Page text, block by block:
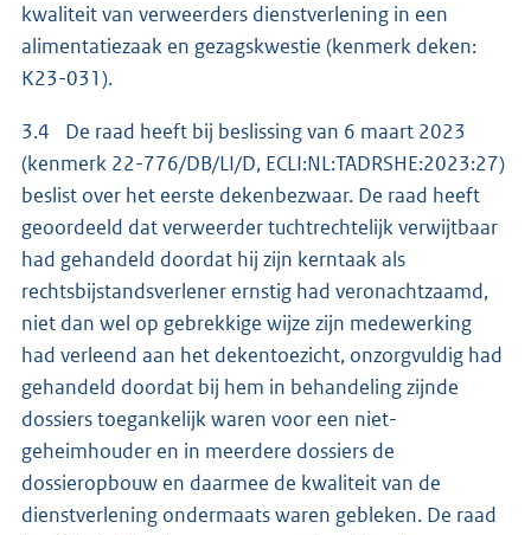
kwaliteit van verweerders dienstverlening in een
alimentatiezaak en gezagskwestie (kenmerk deken:
K23-031).
3.4 De raad heeft bij beslissing van 6 maart 2023
(kenmerk 22-776/DB/LI/D, ECLI:NL:TADRSHE:2023:27)
beslist over het eerste dekenbezwaar. De raad heeft
geoordeeld dat verweerder tuchtrechtelijk verwijtbaar
had gehandeld doordat hij zijn kerntaak als
rechtsbijstandsverlener ernstig had veronachtzaamd,
niet dan wel op gebrekkige wijze zijn medewerking
had verleend aan het dekentoezicht, onzorgvuldig had
gehandeld doordat bij hem in behandeling zijnde
dossiers toegankelijk waren voor een niet-
geheimhouder en in meerdere dossiers de
dossieropbouw en daarmee de kwaliteit van de
dienstverlening ondermaats waren gebleken. De raad